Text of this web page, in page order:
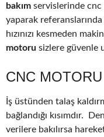
bakım servislerinde
yaparak
hızınızı kesmeden
motoru sizlere güvenle
CNC
İş üstünden talaş
bağlandığı kısımdır.
verilere bakılırsa